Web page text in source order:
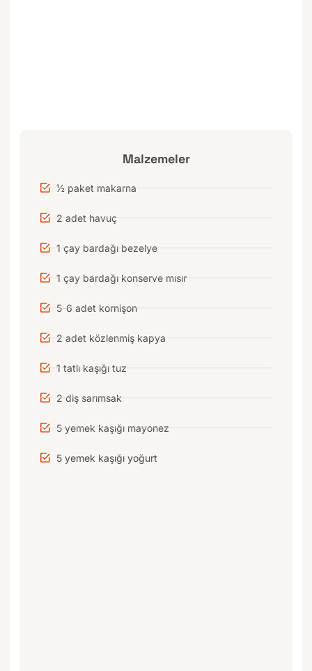
Malzemeler
½ paket makarna
2 adet havuç
1 çay bardağı bezelye
1 çay bardağı konserve mısır
5-6 adet kornişon
2 adet közlenmiş kapya
1 tatlı kaşığı tuz
2 diş sarımsak
5 yemek kaşığı mayonez
5 yemek kaşığı yoğurt